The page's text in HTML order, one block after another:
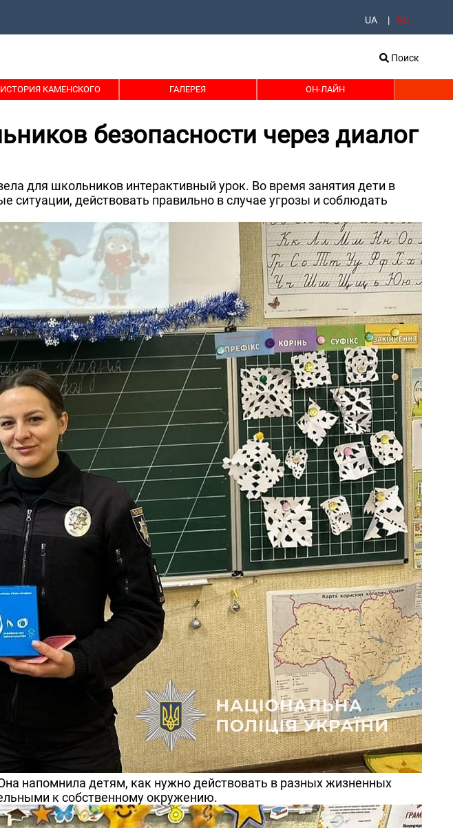
UA RU
Поиск
ИСТОРИЯ КАМЕНСКОГО ГАЛЕРЕЯ ОН-ЛАЙН
безопасности через диалог
для школьников интерактивный урок. Во время занятия дети в
ситуации, действовать правильно в случае угрозы и соблюдать
напомнила детям, как нужно действовать в разных жизненных
к собственному окружению.